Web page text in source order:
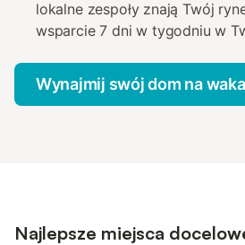
lokalne zespoły znają Twój
wsparcie 7 dni w tygodniu w
Wynajmij swój dom na
Najlepsze miejsca